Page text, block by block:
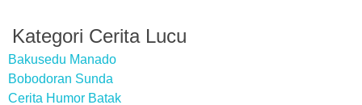
Kategori Cerita Lucu
Bakusedu Manado
Bobodoran Sunda
Cerita Humor Batak